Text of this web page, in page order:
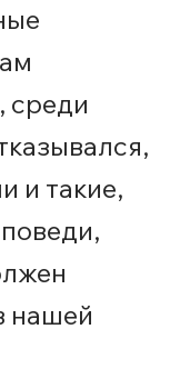
среди
и такие,
нашей